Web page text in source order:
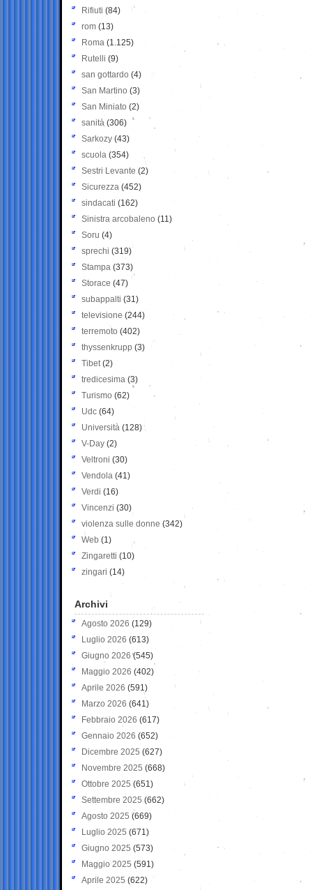
Rifiuti (84)
rom (13)
Roma (1.125)
Rutelli (9)
san gottardo (4)
San Martino (3)
San Miniato (2)
sanità (306)
Sarkozy (43)
scuola (354)
Sestri Levante (2)
Sicurezza (452)
sindacati (162)
Sinistra arcobaleno (11)
Soru (4)
sprechi (319)
Stampa (373)
Storace (47)
subappalti (31)
televisione(244)
terremoto (402)
thyssenkrupp (3)
Tibet(2)
tredicesima (3)
Turismo (62)
Udc (64)
Università (128)
V-Day (2)
Veltroni (30)
Vendola (41)
Verdi (16)
Vincenzi (30)
violenza sulle donne (342)
Web (1)
Zingaretti (10)
zingari (14)
Archivi
Agosto 2026 (129)
Luglio 2026 (613)
Giugno 2026 (545)
Maggio 2026 (402)
Aprile 2026 (591)
Marzo 2026 (641)
Febbraio 2026 (617)
Gennaio 2026 (652)
Dicembre 2025 (627)
Novembre 2025 (668)
Ottobre 2025 (651)
Settembre 2025 (662)
Agosto 2025 (669)
Luglio 2025 (671)
Giugno 2025 (573)
Maggio 2025 (591)
Aprile 2025 (622)